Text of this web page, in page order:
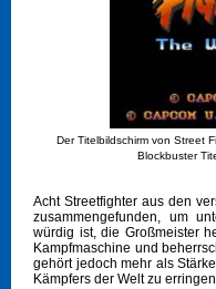
Der Titelbildschirm von Street
Blockbuster
Acht Streetfighter aus den
zusammengefunden, um
würdig ist, die Großmeister
Kampfmaschine und
gehört jedoch mehr als
Kämpfers der Welt zu